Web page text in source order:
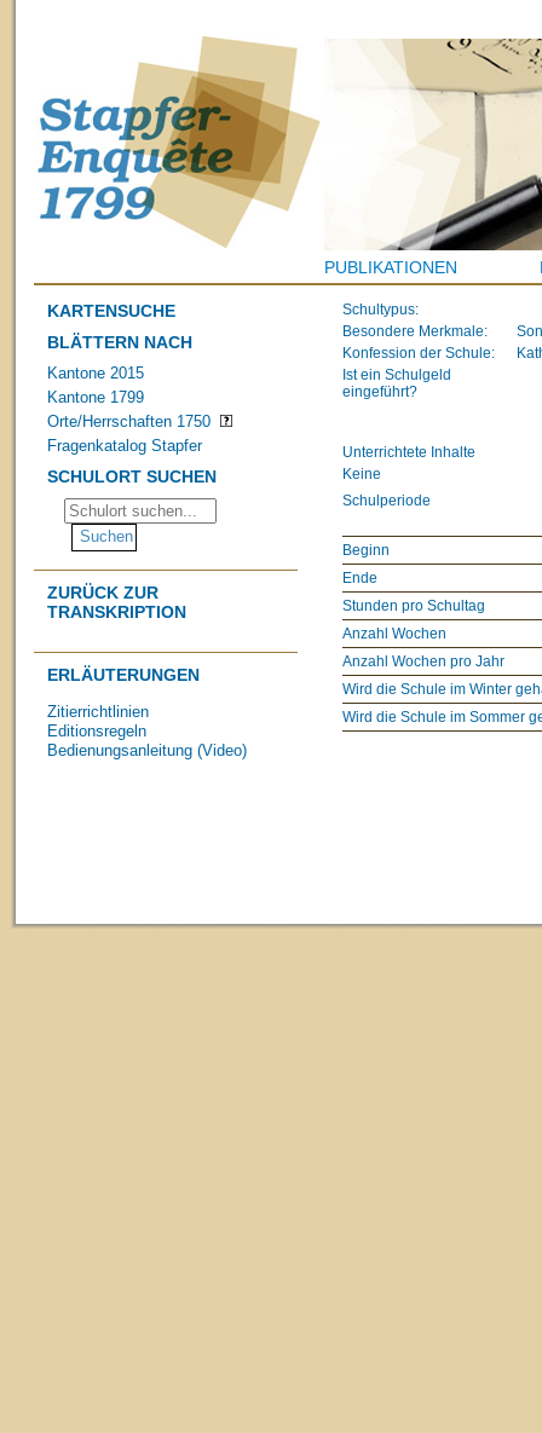
PUBLIKATIONEN
KARTENSUCHE
BLÄTTERN NACH
Kantone 2015
Kantone 1799
Orte/Herrschaften 1750
Fragenkatalog Stapfer
SCHULORT SUCHEN
ZURÜCK ZUR
TRANSKRIPTION
ERLÄUTERUNGEN
Zitierrichtlinien
Editionsregeln
Bedienungsanleitung (Video)
Schultypus:
Besondere Merkmale:
Konfession der Schule:
Ist ein Schulgeld
eingeführt?
Unterrichtete Inhalte
Keine
Schulperiode
Beginn
Ende
Stunden pro Schultag
Anzahl Wochen
Anzahl Wochen pro Jahr
Wird die Schule im Winter
Wird die Schule im Sommer